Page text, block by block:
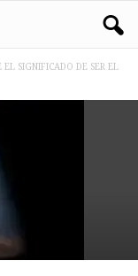
SIGNIFICADO DE SER EL